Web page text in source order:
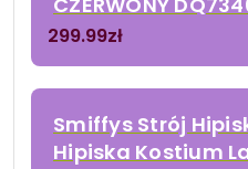
299.99zł
Smiffys Strój
Hipiska Kostium